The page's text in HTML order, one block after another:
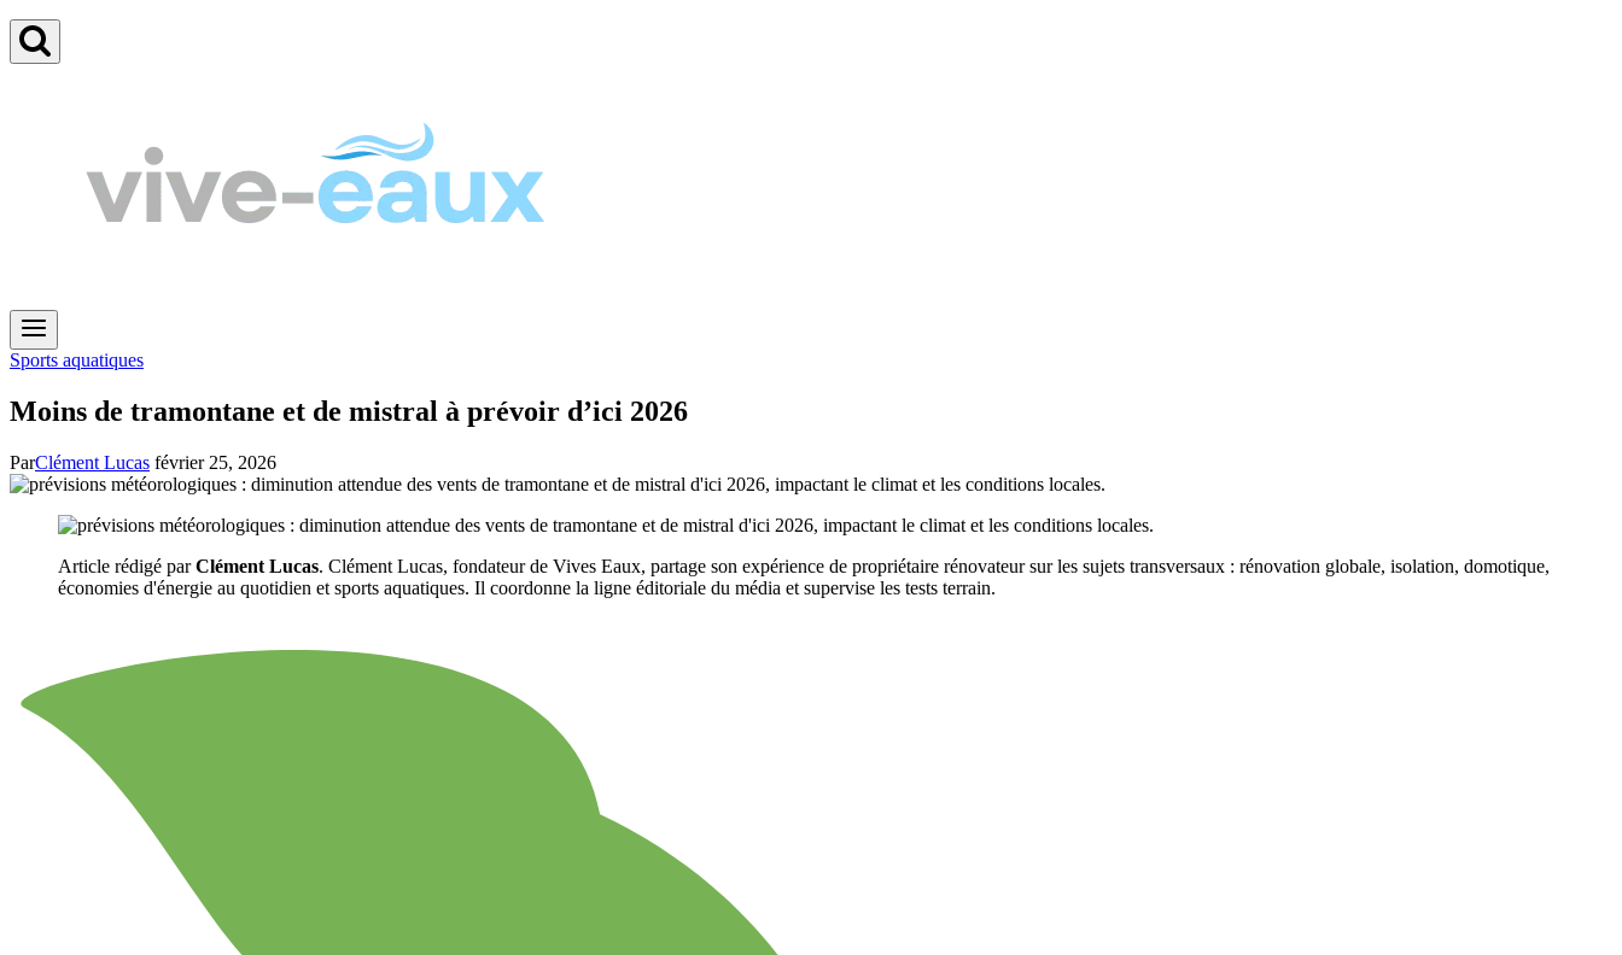
Sports aquatiques
Moins de tramontane et de mistral à prévoir d’ici 2026
ParClément Lucas février 25, 2026
Article rédigé parClément Lucas. Clément Lucas, fondateur de Vives Eaux, partage son expérience de propriétaire rénovateur sur les sujets transversaux : rénovation globale, isolation, domotique,
économies d'énergie au quotidien et sports aquatiques. Il coordonne la ligne éditoriale du média et supervise les tests terrain.